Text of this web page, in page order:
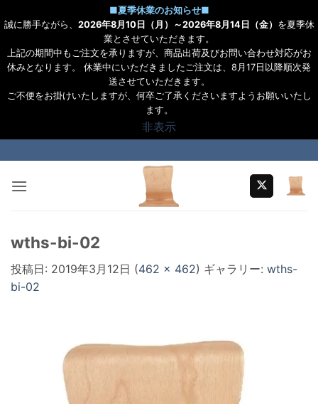
■夏季休業のお知らせ■
誠に勝手ながら、 2026年8月10日（月）～2026年8月14日（金） を夏季休
業とさせていただきます。
上記の期間中もご注文を承りますが、商品出荷及びお問い合わせ対応がお
休みとなります。 休業中にいただきましたご注文は、8月17日以降順次発
送させていただきます。
ご不便をお掛けいたしますが、何卒ご了承くださいますようお願いいたし
ます。
非表示
to
content
wths-bi-02
投稿日: 2019年3月12日 (462 × 462) ギャラリー: wths-
bi-02